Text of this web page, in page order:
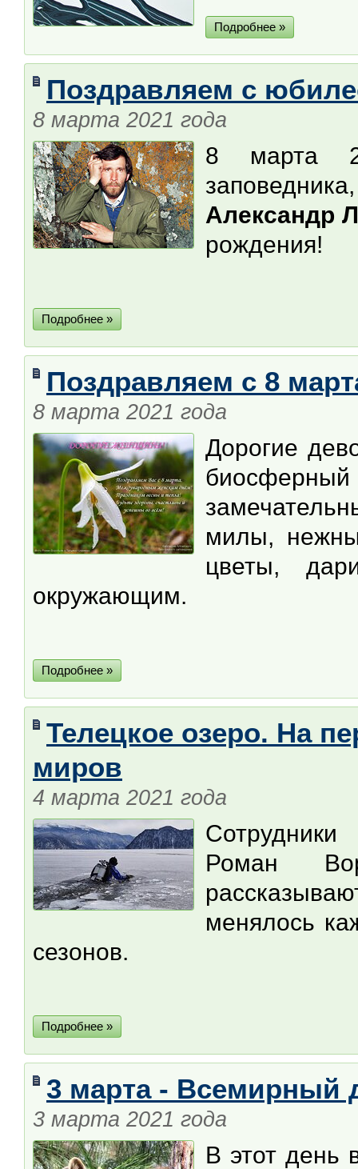
Подробнее »
Поздравляем с
8 марта 2021 года
8 марта
Александр
рождения!
Подробнее »
Поздравляем с 8
8 марта 2021 года
Дорогие
милы,
цветы,
окружающим.
Подробнее »
Телецкое озеро. На
миров
4 марта 2021 года
Роман
менялось
сезонов.
Подробнее »
3 марта - Всемирный
3 марта 2021 года
В этот день